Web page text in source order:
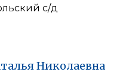
с/д
Николаевна